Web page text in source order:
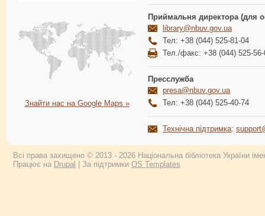
Знайти нас на Google Maps »
Приймальня директора (для
library@nbuv.gov.ua
Тел: +38 (044) 525-81-04
Тел./факс: +38 (044) 525-56-
Пресслужба
presa@nbuv.gov.ua
Тел: +38 (044) 525-40-74
Технічна підтримка:
Всі права захищено © 2013 - 2026 Національна бібліотека України
Працює на Drupal | За підтримки OS Templates